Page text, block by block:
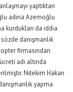
yaptıktan
adına Azemoğlu
kurdukları da iddia
danışmanlık
firmasından
adı altında
Nitekim Hakan
yapma